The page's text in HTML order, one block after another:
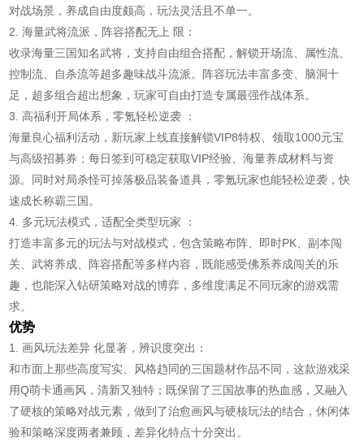
对战场景，养成自由度颇高，玩法灵活且不单一。
2. 海量武将流派，阵容搭配无上 限：
收录海量三国知名武将，支持自由组合搭配，解锁开场流、属性流、
控制流、自杀流等超多趣味战斗流派。阵容玩法丰富多变、脑洞十
足，超多组合超出想象，玩家可自由打造专属最强作战体系。
3. 高福利开局体系，零氪轻松逆袭 ：
海量良心福利活动，新玩家上线直接解锁VIP8特权、领取1000元宝
与高级招募券；每日签到可稳定获取VIP经验、海量养成材料与资
源。同时对局杀怪可掉落极品装备道具，零氪玩家也能轻松逆袭，快
速成长称霸三国。
4. 多元玩法模式，适配全类型玩家 ：
打造丰富多元的玩法与对战模式，包含策略布阵、即时PK、副本闯
关、武将养成、阵容搭配等多样内容，既能感受佛系养成闯关的乐
趣，也能深入钻研策略对战的博弈，多维度满足不同玩家的游戏需
求。
优势
1. 画风玩法差异 化显著，辨识度突出：
和市面上那些高度写实、风格趋同的三国题材作品不同，这款游戏采
用Q萌卡通画风，清新又独特；既保留了三国故事的热血感，又融入
了硬核的策略对战元素，做到了治愈画风与硬核玩法的结合，休闲体
验和策略深度两者兼顾，差异化特点十分突出。